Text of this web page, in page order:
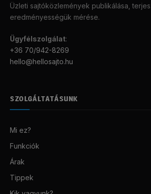
Üzleti sajtóközlemények publikálása,
eredményességük mérése.
Ügyfélszolgálat:
+36 70/942-8269
hello@hellosajto.hu
SZOLGÁLTATÁSUNK
Mi ez?
Funkciók
Árak
Tippek